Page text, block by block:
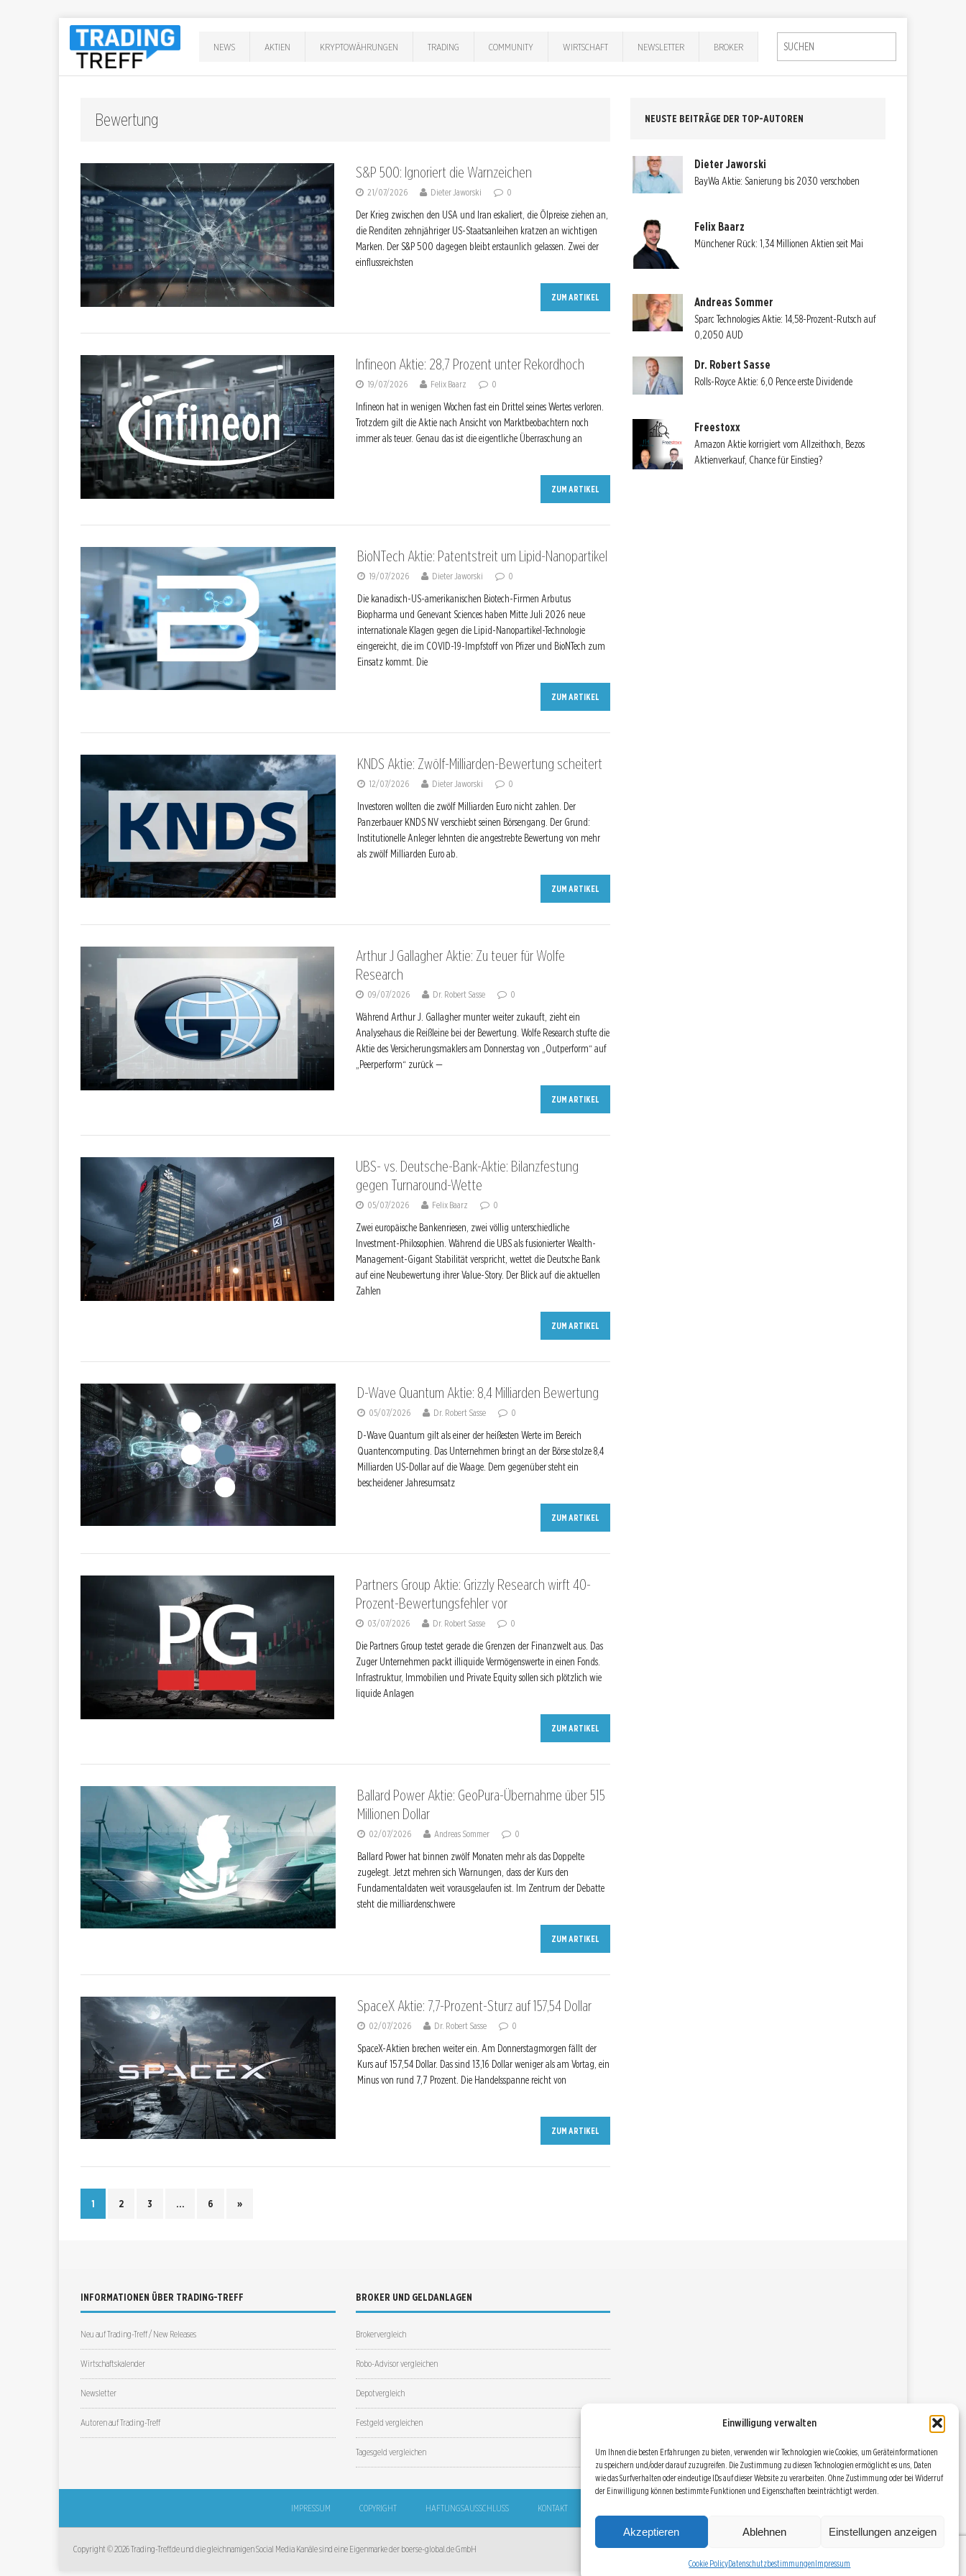
Einwilligung verwalten
Um Ihnen die besten Erfahrungen zu bieten, verwenden wir Technologien wie Cookies, um Geräteinformationen
zu speichern und/oder darauf zuzugreifen. Die Zustimmung zu diesen Technologien ermöglicht es uns, Daten
wie das Surfverhalten oder eindeutige IDs auf dieser Website zu verarbeiten. Ohne Zustimmung oder bei Widerruf
der Einwilligung können bestimmte Funktionen und Eigenschaften beeinträchtigt werden.
Akzeptieren Ablehnen Einstellungen anzeigen
Cookie PolicyDatenschutzbestimmungenImpressum
NEWS AKTIEN KRYPTOWÄHRUNGEN TRADING COMMUNITY WIRTSCHAFT NEWSLETTER BROKER
Bewertung
S&P 500: Ignoriert die Warnzeichen
21/07/2026 Dieter Jaworski 0
Der Krieg zwischen den USA und Iran eskaliert, die Ölpreise ziehen an,
die Renditen zehnjähriger US-Staatsanleihen kratzen an wichtigen
Marken. Der S&P 500 dagegen bleibt erstaunlich gelassen. Zwei der
einflussreichsten
ZUM ARTIKEL
Infineon Aktie: 28,7 Prozent unter Rekordhoch
19/07/2026 Felix Baarz 0
Infineon hat in wenigen Wochen fast ein Drittel seines Wertes verloren.
Trotzdem gilt die Aktie nach Ansicht von Marktbeobachtern noch
immer als teuer. Genau das ist die eigentliche Überraschung an
ZUM ARTIKEL
BioNTech Aktie: Patentstreit um Lipid-Nanopartikel
19/07/2026 Dieter Jaworski 0
Die kanadisch-US-amerikanischen Biotech-Firmen Arbutus
Biopharma und Genevant Sciences haben Mitte Juli 2026 neue
internationale Klagen gegen die Lipid-Nanopartikel-Technologie
eingereicht, die im COVID-19-Impfstoff von Pfizer und BioNTech zum
Einsatz kommt. Die
ZUM ARTIKEL
KNDS Aktie: Zwölf-Milliarden-Bewertung scheitert
12/07/2026 Dieter Jaworski 0
Investoren wollten die zwölf Milliarden Euro nicht zahlen. Der
Panzerbauer KNDS NV verschiebt seinen Börsengang. Der Grund:
Institutionelle Anleger lehnten die angestrebte Bewertung von mehr
als zwölf Milliarden Euro ab.
ZUM ARTIKEL
Arthur J Gallagher Aktie: Zu teuer für Wolfe
Research
09/07/2026 Dr. Robert Sasse 0
Während Arthur J. Gallagher munter weiter zukauft, zieht ein
Analysehaus die Reißleine bei der Bewertung. Wolfe Research stufte die
Aktie des Versicherungsmaklers am Donnerstag von „Outperform“ auf
„Peerperform“ zurück —
ZUM ARTIKEL
UBS- vs. Deutsche-Bank-Aktie: Bilanzfestung
gegen Turnaround-Wette
05/07/2026 Felix Baarz 0
Zwei europäische Bankenriesen, zwei völlig unterschiedliche
Investment-Philosophien. Während die UBS als fusionierter Wealth-
Management-Gigant Stabilität verspricht, wettet die Deutsche Bank
auf eine Neubewertung ihrer Value-Story. Der Blick auf die aktuellen
Zahlen
ZUM ARTIKEL
D-Wave Quantum Aktie: 8,4 Milliarden Bewertung
05/07/2026 Dr. Robert Sasse 0
D-Wave Quantum gilt als einer der heißesten Werte im Bereich
Quantencomputing. Das Unternehmen bringt an der Börse stolze 8,4
Milliarden US-Dollar auf die Waage. Dem gegenüber steht ein
bescheidener Jahresumsatz
ZUM ARTIKEL
Partners Group Aktie: Grizzly Research wirft 40-
Prozent-Bewertungsfehler vor
03/07/2026 Dr. Robert Sasse 0
Die Partners Group testet gerade die Grenzen der Finanzwelt aus. Das
Zuger Unternehmen packt illiquide Vermögenswerte in einen Fonds.
Infrastruktur, Immobilien und Private Equity sollen sich plötzlich wie
liquide Anlagen
ZUM ARTIKEL
Ballard Power Aktie: GeoPura-Übernahme über 515
Millionen Dollar
02/07/2026 Andreas Sommer 0
Ballard Power hat binnen zwölf Monaten mehr als das Doppelte
zugelegt. Jetzt mehren sich Warnungen, dass der Kurs den
Fundamentaldaten weit vorausgelaufen ist. Im Zentrum der Debatte
steht die milliardenschwere
ZUM ARTIKEL
SpaceX Aktie: 7,7-Prozent-Sturz auf 157,54 Dollar
02/07/2026 Dr. Robert Sasse 0
SpaceX-Aktien brechen weiter ein. Am Donnerstagmorgen fällt der
Kurs auf 157,54 Dollar. Das sind 13,16 Dollar weniger als am Vortag, ein
Minus von rund 7,7 Prozent. Die Handelsspanne reicht von
ZUM ARTIKEL
1 2 3 … 6 »
NEUSTE BEITRÄGE DER TOP-AUTOREN
Dieter Jaworski
BayWa Aktie: Sanierung bis 2030 verschoben
Felix Baarz
Münchener Rück: 1,34 Millionen Aktien seit Mai
Andreas Sommer
Sparc Technologies Aktie: 14,58-Prozent-Rutsch auf
0,2050 AUD
Dr. Robert Sasse
Rolls-Royce Aktie: 6,0 Pence erste Dividende
Freestoxx
Amazon Aktie korrigiert vom Allzeithoch, Bezos
Aktienverkauf, Chance für Einstieg?
INFORMATIONEN ÜBER TRADING-TREFF
Neu auf Trading-Treff / New Releases
Wirtschaftskalender
Newsletter
Autoren auf Trading-Treff
BROKER UND GELDANLAGEN
Brokervergleich
Robo-Advisor vergleichen
Depotvergleich
Festgeld vergleichen
Tagesgeld vergleichen
IMPRESSUM COPYRIGHT HAFTUNGSAUSSCHLUSS KONTAKT
Copyright © 2026 Trading-Treff.de und die gleichnamigen Social Media Kanäle sind eine Eigenmarke der boerse-global.de GmbH